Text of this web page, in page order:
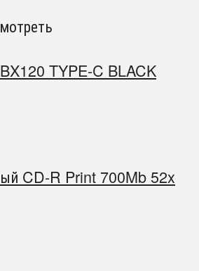
TYPE-C BLACK
CD-R Print 700Mb 52x